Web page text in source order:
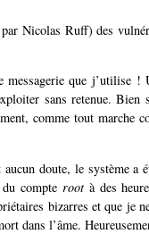
Nicolas Ruff) des
messagerie que j’utilise !
sans retenue.
comme tout marche
doute, le système a
compte rootà des
bizarres et que je
dans l’âme.